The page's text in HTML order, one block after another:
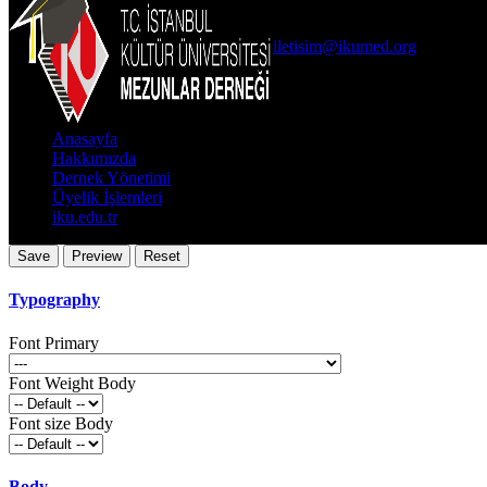
iletisim@ikumed.org
Anasayfa
Hakkımızda
Dernek Yönetimi
Üyelik İşlemleri
iku.edu.tr
Typography
Font Primary
Font Weight Body
Font size Body